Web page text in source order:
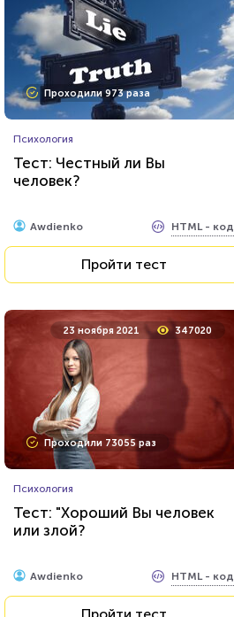
Проходили 973 раза
Психология
Тест: Честный ли Вы
человек?
Awdienko HTML - код
Пройти тест
23 ноября 2021 347020
Проходили 73055 раз
Психология
Тест: "Хороший Вы человек
или злой?
Awdienko HTML - код